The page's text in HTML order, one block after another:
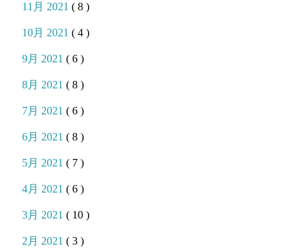
11月 2021( 8 )
10月 2021( 4 )
9月 2021( 6 )
8月 2021( 8 )
7月 2021( 6 )
6月 2021( 8 )
5月 2021( 7 )
4月 2021( 6 )
3月 2021( 10 )
2月 2021( 3 )